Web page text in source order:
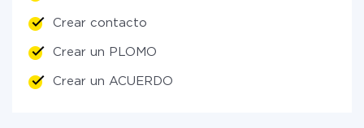
Crear contacto
Crear un PLOMO
Crear un ACUERDO